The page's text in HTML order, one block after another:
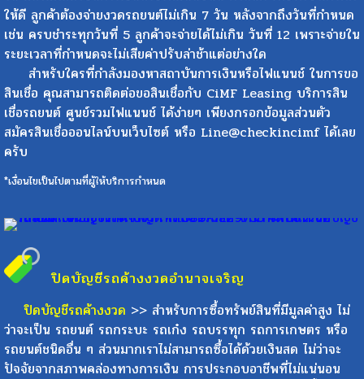
ให้ดี ลูกค้าต้องจ่ายงวดรถยนต์ไม่เกิน 7 วัน หลังจากถึงวันที่กำหนด
เช่น ครบชำระทุกวันที่ 5 ลูกค้าจะจ่ายได้ไม่เกิน วันที่ 12 เพราะจ่ายใน
ระยะเวลาที่กำหนดจะไม่เสียค่าปรับล่าช้าแต่อย่างใด
สำหรับใครที่กำลังมองหาสถาบันการเงินหรือไฟแนนช์ ในการขอ
สินเชื่อ คุณสามารถติดต่อขอสินเชื่อกับ CiMF Leasing บริการสิน
เชื่อรถยนต์ ศูนย์รวมไฟแนนช์ ได้ง่ายๆ เพียงกรอกข้อมูลส่วนตัว
สมัครสินเชื่อออนไลน์บนเว็บไซต์ หรือ Line@checkincimf ได้เลย
ครับ
*เงื่อนไขเป็นไปตามที่ผู้ให้บริการกำหนด
ปิดบัญชีรถค้างงวดอำนาจเจริญ
ปิดบัญชีรถค้างงวด >> สำหรับการซื้อทรัพย์สินที่มีมูลค่าสูง ไม่
ว่าจะเป็น รถยนต์ รถกระบะ รถเก๋ง รถบรรทุก รถการเกษตร หรือ
รถยนต์ชนิดอื่น ๆ ส่วนมากเราไม่สามารถซื้อได้ด้วยเงินสด ไม่ว่าจะ
ปัจจัยจากสภาพคล่องทางการเงิน การประกอบอาชีพที่ไม่แน่นอน